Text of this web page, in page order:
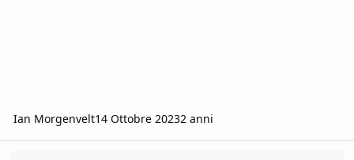
Ian Morgenvelt14 Ottobre 20232 anni